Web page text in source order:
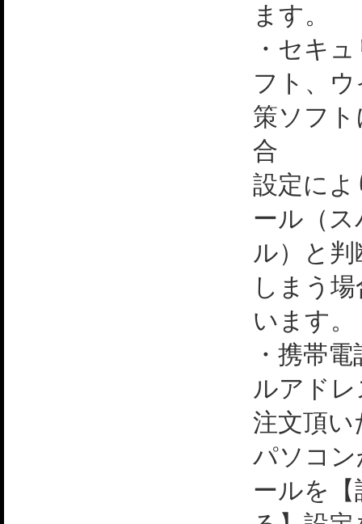
ます。
・セキ
フト、
策ソフ
合
設定に
ール（
ル）と
しまう
います。
・携帯
ルアド
注文頂い
パソコ
ールを【